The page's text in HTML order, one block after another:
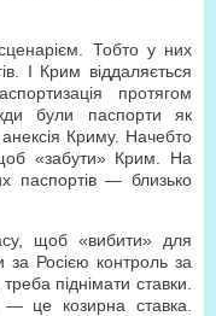
Тобто у них
І Крим віддаляється
протягом
були паспорти як
анексія Криму. Начебто
«забути» Крим. На
паспортів — близько
щоб «вибити» для
за Росією контроль за
піднімати ставки.
— це козирна ставка.